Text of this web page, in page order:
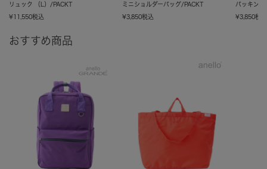
リュック （L）/PACKT
¥11,550税込
ミニショルダーバッグ/PACKT
¥3,850税込
パッキング
¥3,850税込
おすすめ商品